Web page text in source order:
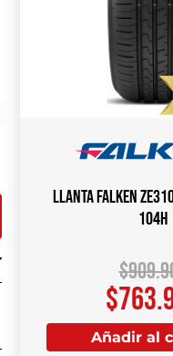
Llanta FALKEN
104H
$
$
Añadir al